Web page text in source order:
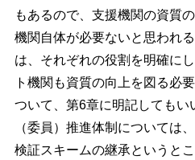
もあるので、支援機関の資質
機関自体が必要ないと思われ
は、それぞれの役割を明確に
ト機関も資質の向上を図る必
ついて、第6章に明記してもい
（委員）推進体制については
検証スキームの継承というと